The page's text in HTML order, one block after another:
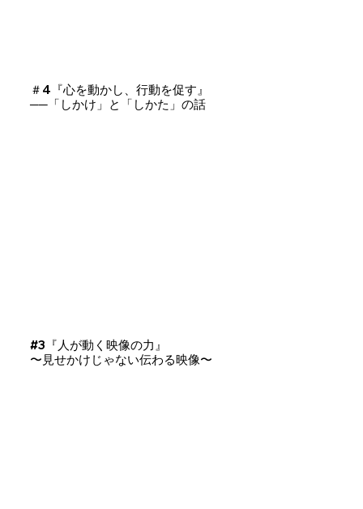
＃4『心を動かし、行動を促す』
──「しかけ」と「しかた」の話
#3『人が動く映像の力』
〜見せかけじゃない伝わる映像〜